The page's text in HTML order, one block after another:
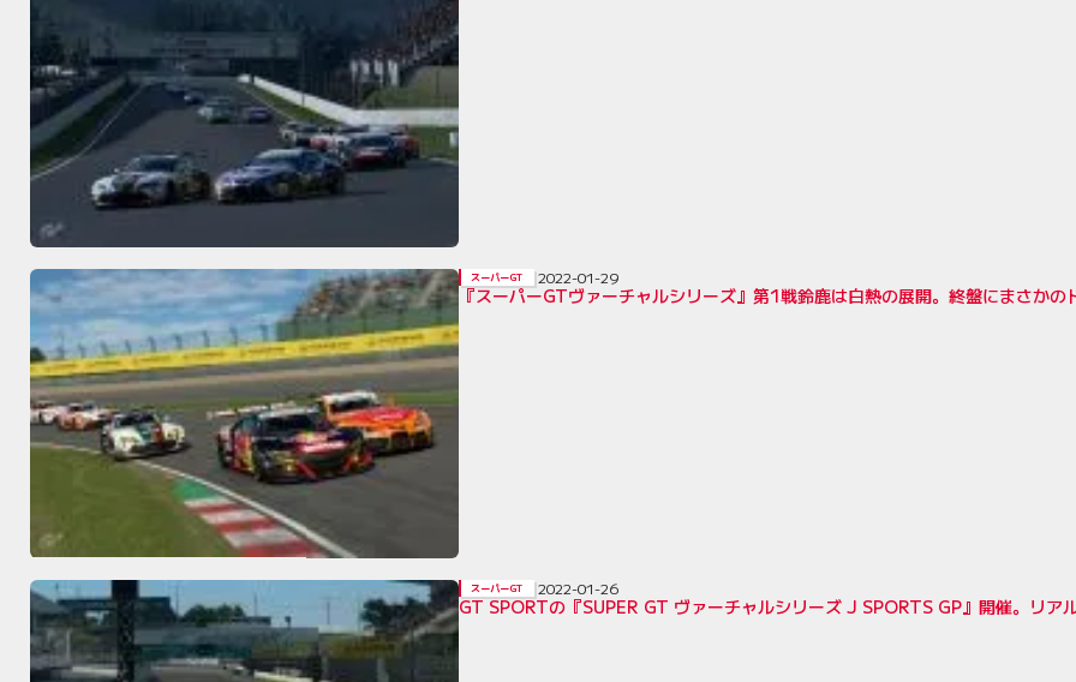
『スーパーGTヴァーチャルシリーズ』第1戦鈴鹿は白熱の展開。終盤にまさかの
スーパーGT 2022-01-29
GT SPORTの『SUPER GT ヴァーチャルシリーズ J SPORTS GP』開催。リア
スーパーGT 2022-01-26